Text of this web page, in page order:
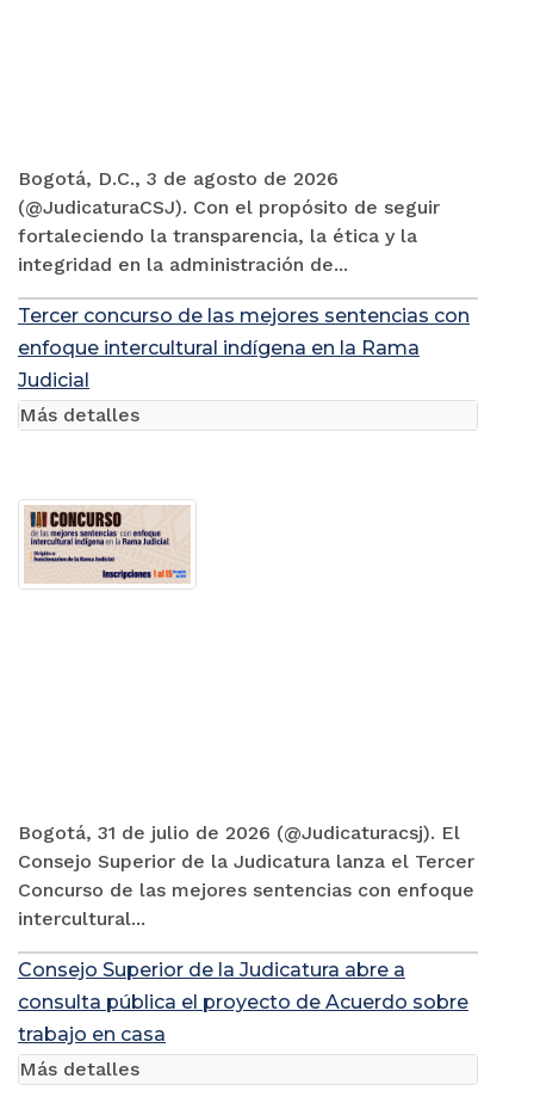
Bogotá, D.C., 3 de agosto de 2026
(@JudicaturaCSJ). Con el propósito de seguir
fortaleciendo la transparencia, la ética y la
integridad en la administración de...
Tercer concurso de las mejores sentencias con
enfoque intercultural indígena en la Rama
Judicial
Bogotá, 31 de julio de 2026 (@Judicaturacsj). El
Consejo Superior de la Judicatura lanza el Tercer
Concurso de las mejores sentencias con enfoque
intercultural...
Más detalles
Consejo Superior de la Judicatura abre a
consulta pública el proyecto de Acuerdo sobre
trabajo en casa
Más detalles